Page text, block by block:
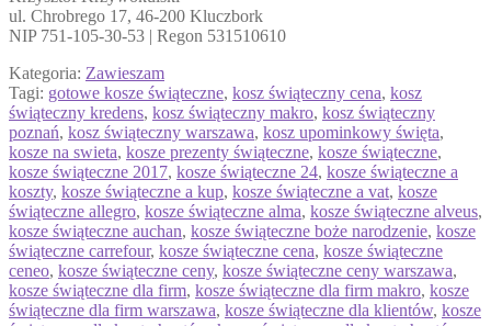
ul. Chrobrego 17, 46-200 Kluczbork
NIP 751-105-30-53 | Regon 531510610
Kategoria: Zawieszam
Tagi: gotowe kosze świąteczne, kosz świąteczny cena, kosz
świąteczny kredens, kosz świąteczny makro, kosz świąteczny
poznań, kosz świąteczny warszawa, kosz upominkowy święta,
kosze na swieta, kosze prezenty świąteczne, kosze świąteczne,
kosze świąteczne 2017, kosze świąteczne 24, kosze świąteczne a
koszty, kosze świąteczne a kup, kosze świąteczne a vat, kosze
świąteczne allegro, kosze świąteczne alma, kosze świąteczne alveus,
kosze świąteczne auchan, kosze świąteczne boże narodzenie, kosze
świąteczne carrefour, kosze świąteczne cena, kosze świąteczne
ceneo, kosze świąteczne ceny, kosze świąteczne ceny warszawa,
kosze świąteczne dla firm, kosze świąteczne dla firm makro, kosze
świąteczne dla firm warszawa, kosze świąteczne dla klientów, kosze